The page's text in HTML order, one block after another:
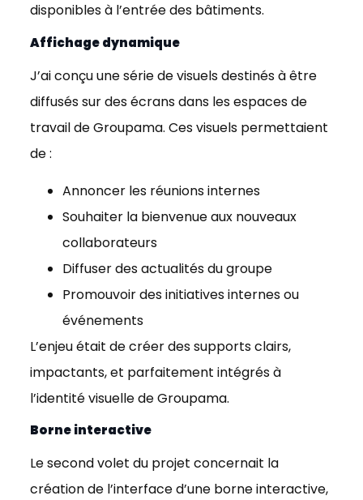
disponibles à l’entrée des bâtiments.
Affichage dynamique
J’ai conçu une série de visuels destinés à être
diffusés sur des écrans dans les espaces de
travail de Groupama. Ces visuels permettaient
de :
Annoncer les réunions internes
Souhaiter la bienvenue aux nouveaux
collaborateurs
Diffuser des actualités du groupe
Promouvoir des initiatives internes ou
événements
L’enjeu était de créer des supports clairs,
impactants, et parfaitement intégrés à
l’identité visuelle de Groupama.
Borne interactive
Le second volet du projet concernait la
création de l’interface d’une borne interactive,